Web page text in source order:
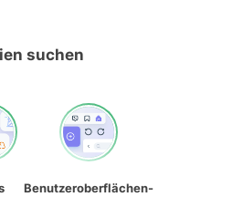
suchen
Benutzeroberflächen-